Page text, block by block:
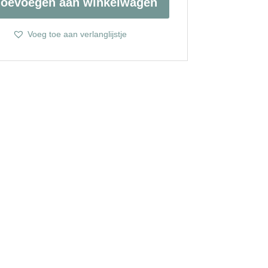
Voeg toe aan verlanglijstje